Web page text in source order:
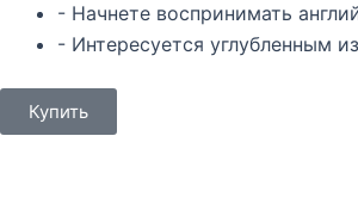
- Начнете воспринимать
- Интересуется углубленным
Купить